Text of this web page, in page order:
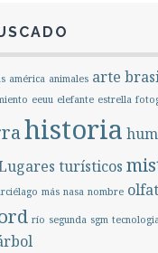
américa animales arte
eeuu elefante estrella
historia
turísticos
más nasa nombre
río segunda sgm